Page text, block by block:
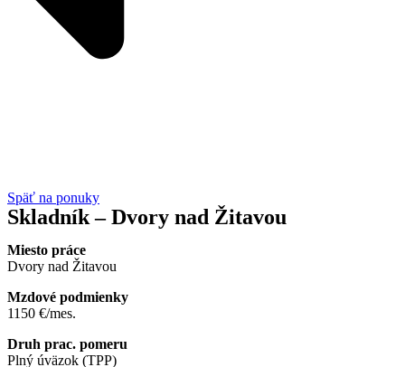
Späť na ponuky
Skladník – Dvory nad Žitavou
Miesto práce
Dvory nad Žitavou
Mzdové podmienky
1150 €/mes.
Druh prac. pomeru
Plný úväzok (TPP)